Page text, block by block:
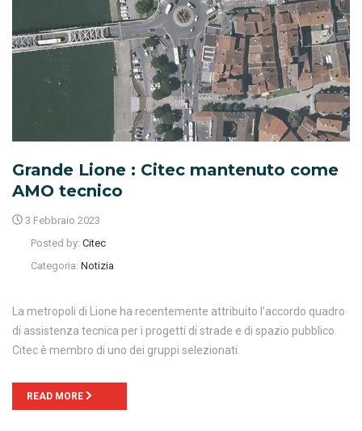
Grande Lione : Citec mantenuto come
AMO tecnico
3 Febbraio 2023
Posted by: Citec
Categoria: Notizia
La metropoli di Lione ha recentemente attribuito l’accordo quadro
di assistenza tecnica per i progetti di strade e di spazio pubblico.
Citec è membro di uno dei gruppi selezionati.
READ MORE